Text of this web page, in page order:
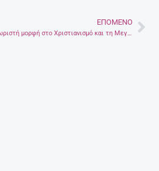
ΕΠΌΜΕΝΟ
Κασσιανή, μια ξεχωριστή μορφή στο Χριστιανισμό και τη Μεγάλη ΕβδομάδαNext